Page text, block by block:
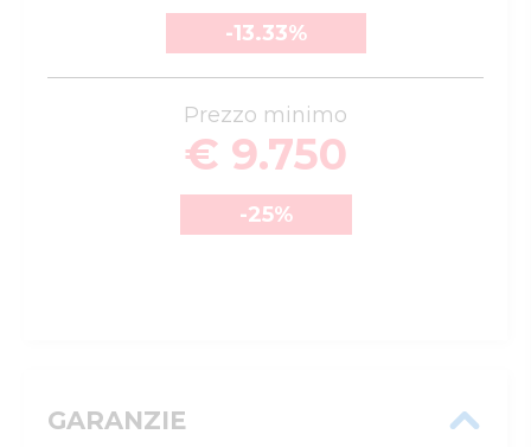
-13.33%
Prezzo minimo
€ 9.750
-25%
GARANZIE